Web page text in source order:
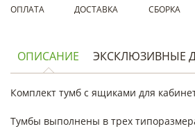
ОПЛАТА ДОСТАВКА СБОРКА
ОПИСАНИЕ ЭКСКЛЮЗИВНЫЕ
Комплект тумб с ящиками для
Тумбы выполнены в трех